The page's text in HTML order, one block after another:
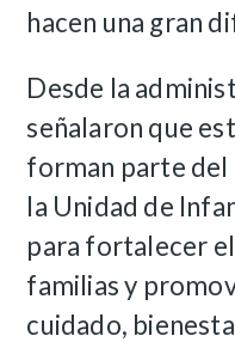
hacen una gran
Desde la
señalaron que
forman parte
la Unidad de
para fortalecer
familias y
cuidado,